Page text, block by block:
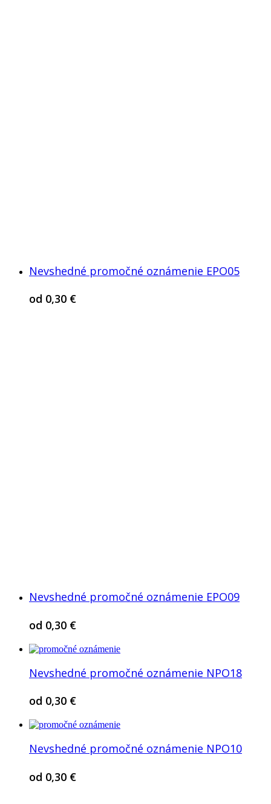
Nevshedné promočné oznámenie EPO05
od 0,30 €
Nevshedné promočné oznámenie EPO09
od 0,30 €
Nevshedné promočné oznámenie NPO18
od 0,30 €
Nevshedné promočné oznámenie NPO10
od 0,30 €